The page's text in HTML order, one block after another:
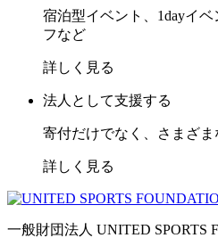
宿泊型イベント、1dayイ
フなど
詳しく見る
法人として支援する
寄付だけでなく、さまざま
詳しく見る
一般財団法人 UNITED SPORTS